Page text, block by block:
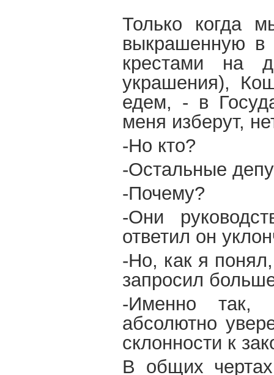
Только когда
выкрашенную в
крестами на
украшения),
едем, - в
меня изберут,
-Но кто?
-Остальные
-Почему?
-Они
ответил он
-Но, как я
запросил
-Именно так,
абсолютно
склонности к
В общих